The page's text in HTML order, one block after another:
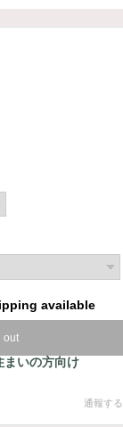
available
out
まいの方向け
通報する